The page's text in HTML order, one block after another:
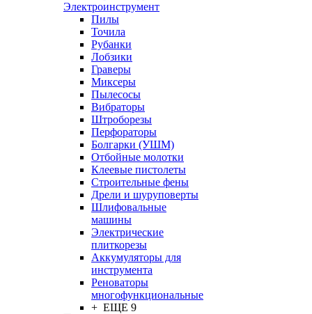
Электроинструмент
Пилы
Точила
Рубанки
Лобзики
Граверы
Миксеры
Пылесосы
Вибраторы
Штроборезы
Перфораторы
Болгарки (УШМ)
Отбойные молотки
Клеевые пистолеты
Строительные фены
Дрели и шуруповерты
Шлифовальные
машины
Электрические
плиткорезы
Аккумуляторы для
инструмента
Реноваторы
многофункциональные
+ ЕЩЕ 9